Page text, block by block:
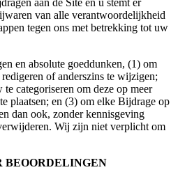
van alle verantwoordelijkheid
tegen ons met betrekking tot uw
en absolute goeddunken, (1) om
of anderszins te wijzigen;
categoriseren om deze op meer
plaatsen; en (3) om elke Bijdrage op
dan ook, zonder kennisgeving
Wij zijn niet verplicht om
BEOORDELINGEN